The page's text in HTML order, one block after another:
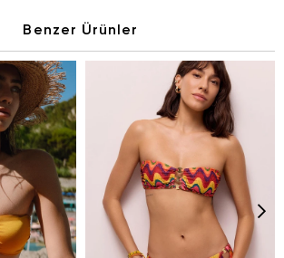
Benzer Ürünler